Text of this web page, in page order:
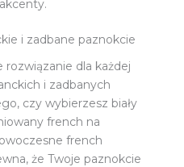
i zadbane paznokcie
dla każdej
i zadbanych
czy wybierzesz biały
french na
french
że Twoje paznokcie